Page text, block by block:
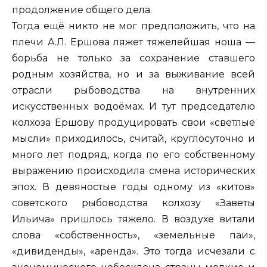
продолжение общего дела.
Тогда ещё никто не мог предположить, что на
плечи А.Л. Ершова ляжет тяжелейшая ноша —
борьба не только за сохранение ставшего
родным хозяйства, но и за выживание всей
отрасли рыбоводства на внутренних
искусственных водоёмах. И тут председателю
колхоза Ершову продуцировать свои «светлые
мысли» приходилось, считай, круглосуточно и
много лет подряд, когда по его собственному
выражению происходила смена исторических
эпох. В девяностые годы одному из «китов»
советского рыбоводства колхозу «Заветы
Ильича» пришлось тяжело. В воздухе витали
слова «собственность», «земельные паи»,
«дивиденды», «аренда». Это тогда исчезали с